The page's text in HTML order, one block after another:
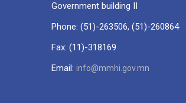
Government building II
Phone: (51)-263506, (51)-260864
Fax: (11)-318169
Email: info@mmhi.gov.mn